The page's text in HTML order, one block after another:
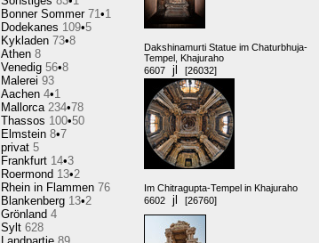
Bonner Sommer 71•1
Dodekanes 109•5
Kykladen 73•8
Athen 8
Venedig 56•8
Malerei 93
Aachen 4•1
Mallorca 234•78
Thassos 100•50
Elmstein 8•7
privat 5
Frankfurt 14•3
Roermond 13•2
Rhein in Flammen 76
Blankenberg 13•2
Grönland 4
Sylt 628
Dakshinamurti Statue im Chaturbhuja-
Tempel, Khajuraho
6607
jl [26032]
Im Chitragupta-Tempel in Khajuraho
6602
jl [26760]